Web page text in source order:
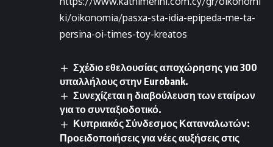
ki/oikonomia/pasxa-sta-idia-epipeda-me-ta-
persina-oi-times-toy-kreatos
Σχέδιο εθελουσίας αποχώρησης για 300
υπαλλήλους στην Eurobank.
Συνεχίζεται η διαβούλευση των εταίρων
για το συνταξιοδοτικό.
Κυπριακός Σύνδεσμος Καταναλωτών:
Προειδοποιήσεις για νέες αυξήσεις στις